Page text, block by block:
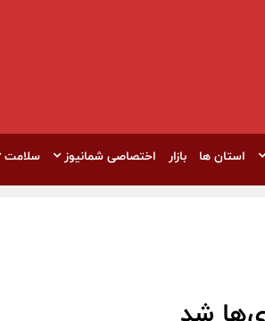
استان ها بازار اختصاصی شمانیوز سلامت